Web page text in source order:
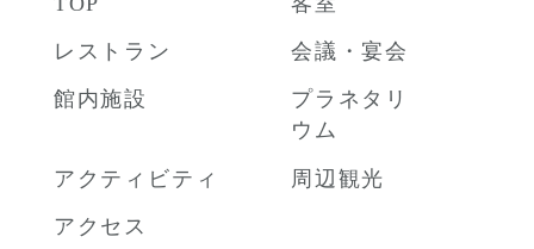
レストラン 会議・宴会
館内施設
プラネタリ
ウム
アクティビティ 周辺観光
アクセス